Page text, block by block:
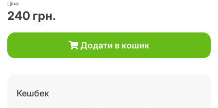
Ціна:
240 грн.
Додати в кошик
Кешбек